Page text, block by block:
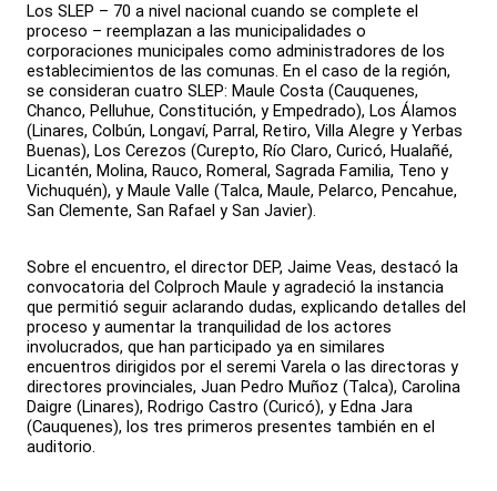
Los SLEP – 70 a nivel nacional cuando se complete el
proceso – reemplazan a las municipalidades o
corporaciones municipales como administradores de los
establecimientos de las comunas. En el caso de la región,
se consideran cuatro SLEP: Maule Costa (Cauquenes,
Chanco, Pelluhue, Constitución, y Empedrado), Los Álamos
(Linares, Colbún, Longaví, Parral, Retiro, Villa Alegre y Yerbas
Buenas), Los Cerezos (Curepto, Río Claro, Curicó, Hualañé,
Licantén, Molina, Rauco, Romeral, Sagrada Familia, Teno y
Vichuquén), y Maule Valle (Talca, Maule, Pelarco, Pencahue,
San Clemente, San Rafael y San Javier).
Sobre el encuentro, el director DEP, Jaime Veas, destacó la
convocatoria del Colproch Maule y agradeció la instancia
que permitió seguir aclarando dudas, explicando detalles del
proceso y aumentar la tranquilidad de los actores
involucrados, que han participado ya en similares
encuentros dirigidos por el seremi Varela o las directoras y
directores provinciales, Juan Pedro Muñoz (Talca), Carolina
Daigre (Linares), Rodrigo Castro (Curicó), y Edna Jara
(Cauquenes), los tres primeros presentes también en el
auditorio.